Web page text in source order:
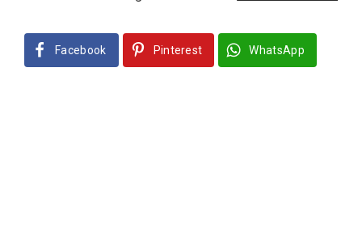
Facebook Pinterest WhatsApp